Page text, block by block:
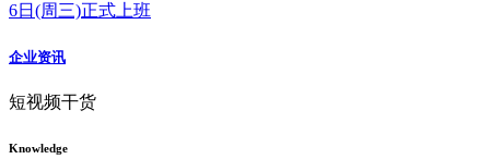
6日(周三)正式上班
企业资讯
短视频干货
Knowledge